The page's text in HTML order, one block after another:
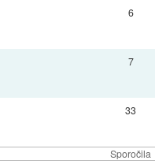
Sporočila
6
7
33